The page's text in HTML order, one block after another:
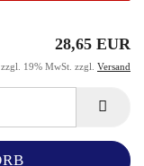
28,65 EUR
zzgl. 19% MwSt. zzgl. Versand